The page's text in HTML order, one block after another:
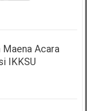
Acara
IKKSU